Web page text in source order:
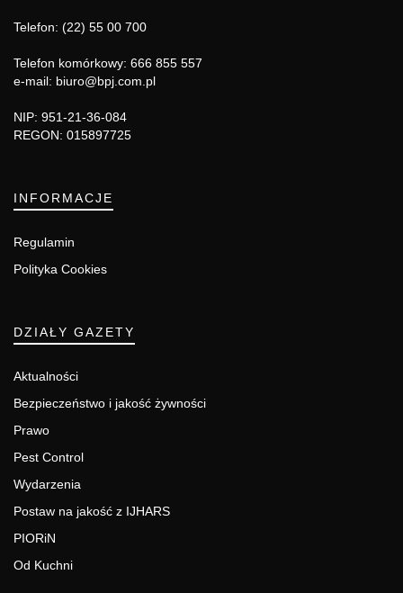
Telefon: (22) 55 00 700
Telefon komórkowy: 666 855 557
e-mail: biuro@bpj.com.pl
NIP: 951-21-36-084
REGON: 015897725
INFORMACJE
Regulamin
Polityka Cookies
DZIAŁY GAZETY
Aktualności
Bezpieczeństwo i jakość żywności
Prawo
Pest Control
Wydarzenia
Postaw na jakość z IJHARS
PIORiN
Od Kuchni